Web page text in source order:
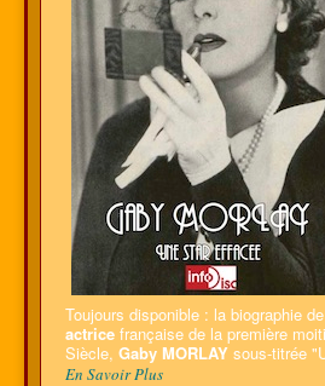
Toujours disponible : la biographie
actrice française de la première
Siècle, Gaby MORLAY sous-titrée
En Savoir Plus